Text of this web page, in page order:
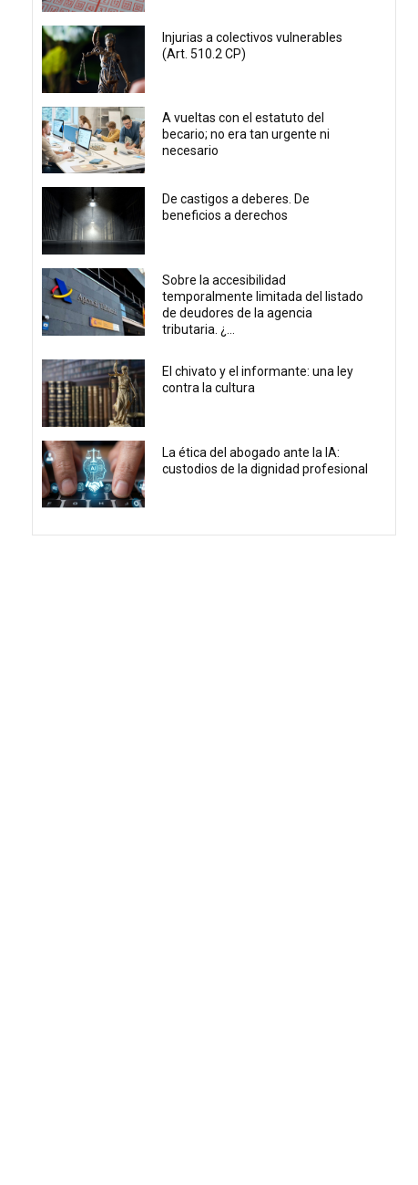
Injurias a colectivos vulnerables
(Art. 510.2 CP)
A vueltas con el estatuto del
becario; no era tan urgente ni
necesario
De castigos a deberes. De
beneficios a derechos
Sobre la accesibilidad
temporalmente limitada del listado
de deudores de la agencia
tributaria. ¿...
El chivato y el informante: una ley
contra la cultura
La ética del abogado ante la IA:
custodios de la dignidad profesional